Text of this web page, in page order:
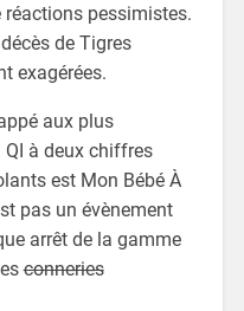
pessimistes.
de Tigres
exagérées.
aux plus
QI à deux chiffres
est Mon Bébé À
pas un évènement
arrêt de la gamme
conneries